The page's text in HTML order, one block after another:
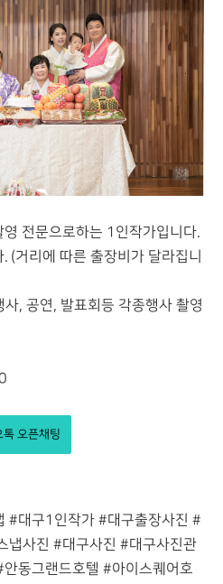
전문으로하는 1인작가입니다.
(거리에 따른 출장비가 달라집니
, 공연, 발표회등 각종행사 촬영
톡 오픈채팅
#대구1인작가 #대구출장사진 #
냅사진 #대구사진 #대구사진관
동그랜드호텔 #아이스퀘어호